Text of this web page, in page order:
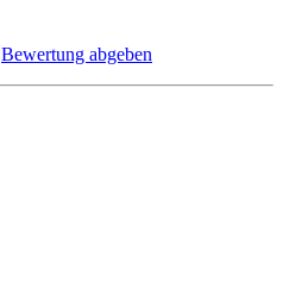
Bewertung abgeben